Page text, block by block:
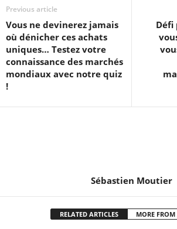
Previous article
Vous ne devinerez jamais
où dénicher ces achats
uniques… Testez votre
connaissance des marchés
mondiaux avec notre quiz
!
Défi
Sébastien Moutier
RELATED ARTICLES MORE